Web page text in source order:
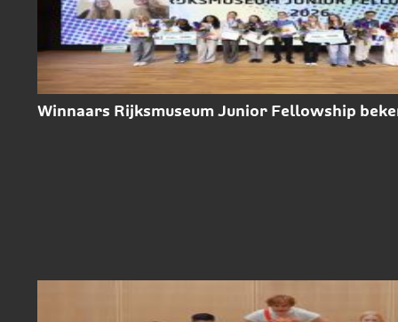
Winnaars Rijksmuseum Junior Fellowship